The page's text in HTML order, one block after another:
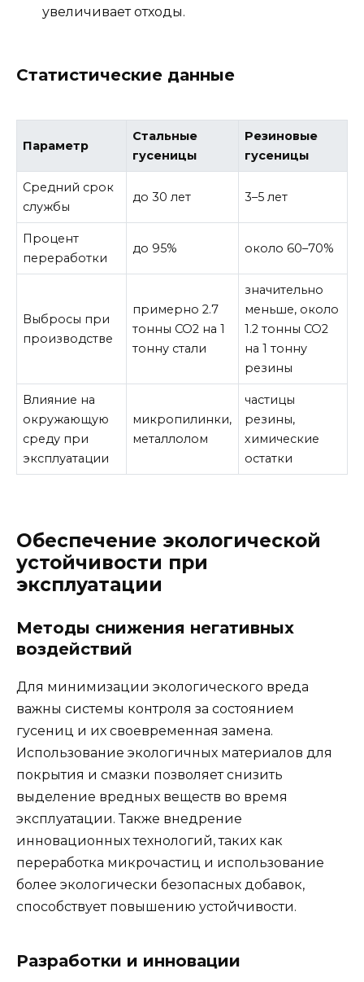
увеличивает отходы.
Статистические данные
Параметр
Стальные
гусеницы
Резиновые
гусеницы
Средний срок
службы
до 30 лет 3–5 лет
Процент
переработки
до 95% около 60–70%
Выбросы при
производстве
примерно 2.7
тонны CO2 на 1
тонну стали
значительно
меньше, около
1.2 тонны CO2
на 1 тонну
резины
Влияние на
окружающую
среду при
эксплуатации
микропилинки,
металлолом
частицы
резины,
химические
остатки
Обеспечение экологической
устойчивости при
эксплуатации
Методы снижения негативных
воздействий
Для минимизации экологического вреда
важны системы контроля за состоянием
гусениц и их своевременная замена.
Использование экологичных материалов для
покрытия и смазки позволяет снизить
выделение вредных веществ во время
эксплуатации. Также внедрение
инновационных технологий, таких как
переработка микрочастиц и использование
более экологически безопасных добавок,
способствует повышению устойчивости.
Разработки и инновации